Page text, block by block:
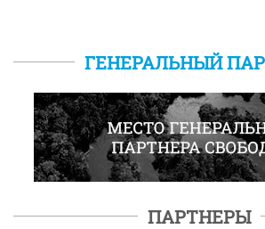
ГЕНЕРАЛЬНЫЙ
ПАРТНЕРЫ